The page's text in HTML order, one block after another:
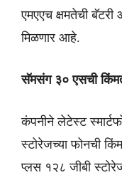
एमएएच क्षमतेची
मिळणार आहे.
सॅमसंग ३० एसची
कंपनीने लेटेस्ट
स्टोरेजच्या फोनची
प्लस १२८ जीबी